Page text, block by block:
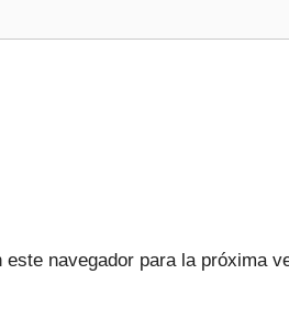
navegador para la próxima